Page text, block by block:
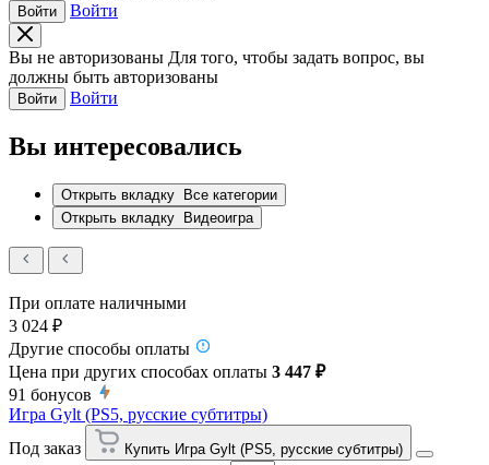
Войти Войти
Вы не авторизованы Для того, чтобы задать вопрос, вы
должны быть авторизованы
Войти Войти
Вы интересовались
Открыть вкладку
Все категории
Открыть вкладку
Видеоигра
При оплате наличными
3 024 ₽
Другие способы оплаты
Цена при других способах оплаты 3 447 ₽
91 бонусов
Игра Gylt (PS5, русские субтитры)
Под заказ
Купить Игра Gylt (PS5, русские субтитры)